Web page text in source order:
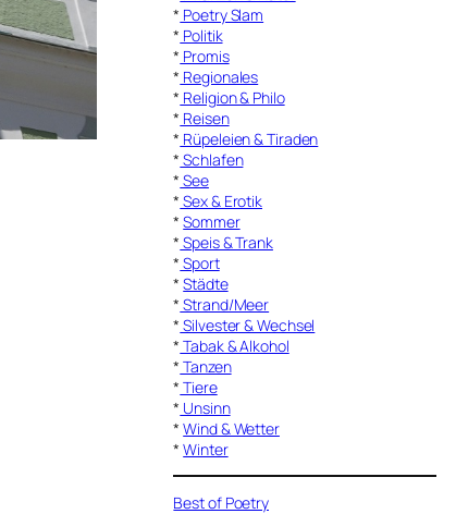
* Poetry Slam
* Politik
* Promis
* Regionales
* Religion & Philo
* Reisen
* Rüpeleien & Tiraden
* Schlafen
* See
* Sex & Erotik
*Sommer
* Speis & Trank
* Sport
*Städte
* Strand/Meer
* Silvester & Wechsel
* Tabak & Alkohol
* Tanzen
* Tiere
* Unsinn
*Wind & Wetter
*Winter
Best of Poetry